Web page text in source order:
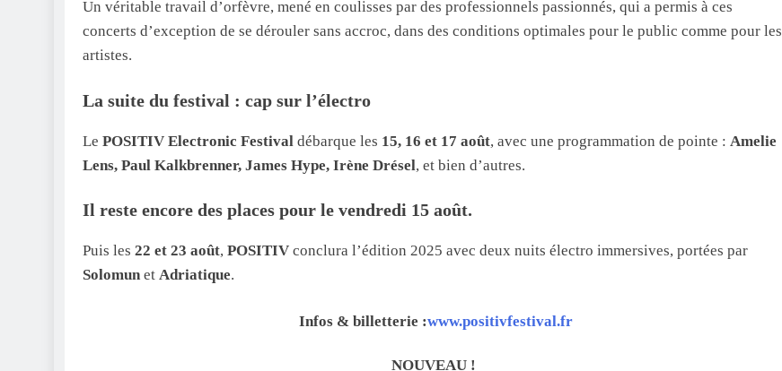
Un véritable travail d’orfèvre, mené en coulisses par des professionnels passionnés, qui a permis à ces
concerts d’exception de se dérouler sans accroc, dans des conditions optimales pour le public comme pour les
artistes.
La suite du festival : cap sur l’électro
Le POSITIV Electronic Festival débarque les 15, 16 et 17 août, avec une programmation de pointe : Amelie
Lens, Paul Kalkbrenner, James Hype, Irène Drésel, et bien d’autres.
Il reste encore des places pour le vendredi 15 août.
Puis les 22 et 23 août, POSITIV conclura l’édition 2025 avec deux nuits électro immersives, portées par
Solomun et Adriatique.
Infos & billetterie :www.positivfestival.fr
NOUVEAU !